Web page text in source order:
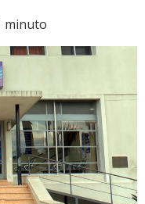
minuto